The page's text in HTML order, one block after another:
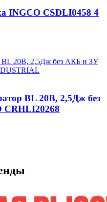
INGCO CSDLI0458 4
BL 20В, 2,5Дж без
CRHLI20268